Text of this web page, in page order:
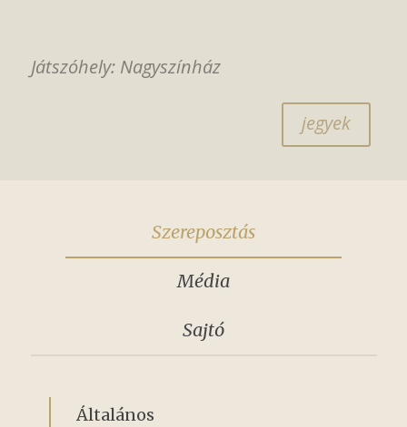
Játszóhely: Nagyszínház
jegyek
Szereposztás
Média
Sajtó
Általános